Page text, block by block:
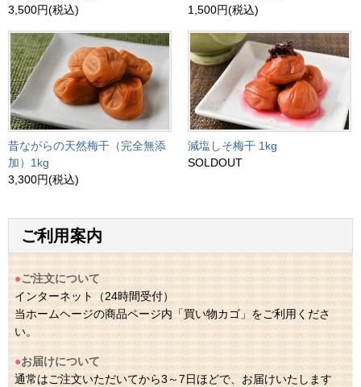
3,500円(税込)
1,500円(税込)
昔ながらの天然梅干（完全無添
加）1kg
3,300円(税込)
減塩しそ梅干 1kg
SOLDOUT
ご利用案内
●ご注文について
インターネット（24時間受付）
当ホームヘージの商品ページ内「買い物カゴ」をご利用くださ
い。
●お届けについて
通常はご注文いただいてから3～7日ほどで、お届けいたします